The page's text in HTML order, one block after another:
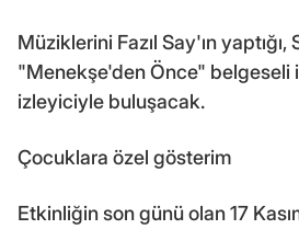
Müziklerini Fazıl Say'ın yaptığı,
"Menekşe'den Önce" belgeseli
izleyiciyle buluşacak.
Çocuklara özel gösterim
Etkinliğin son günü olan 17